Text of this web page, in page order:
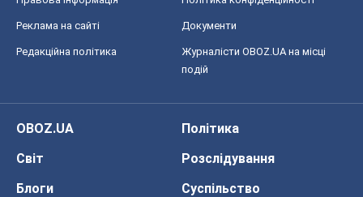
Реклама на сайті Документи
Редакційна політика
Журналісти OBOZ.UA на місці
подій
OBOZ.UA
Політика
Світ
Розслідування
Блоги
Суспільство